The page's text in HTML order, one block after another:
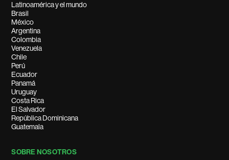
Latinoamérica y el mundo
Brasil
México
Argentina
Colombia
Venezuela
Chile
Perú
Ecuador
Panamá
Uruguay
Costa Rica
El Salvador
República Dominicana
Guatemala
SOBRE NOSOTROS